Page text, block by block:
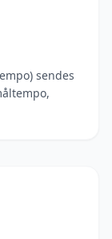
sendes